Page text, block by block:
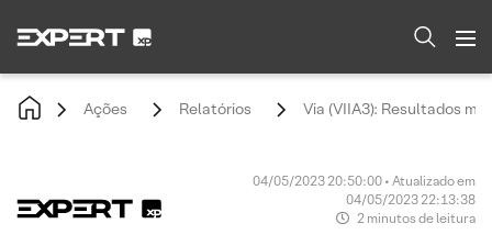
Ações Relatórios Via (VIIA3): Resultados
04/05/2023 20:50:00 • Atualizado em
04/05/2023 22:13:38
2 minutos de leitura